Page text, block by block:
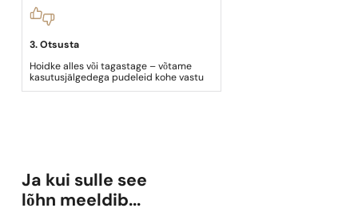
3. Otsusta
Hoidke alles või tagastage – võtame
kasutusjälgedega pudeleid kohe vastu
Ja kui sulle see
lõhn meeldib...